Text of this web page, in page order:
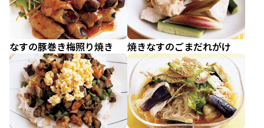
なすの豚巻き梅照り焼き 焼きなすのごまだれがけ